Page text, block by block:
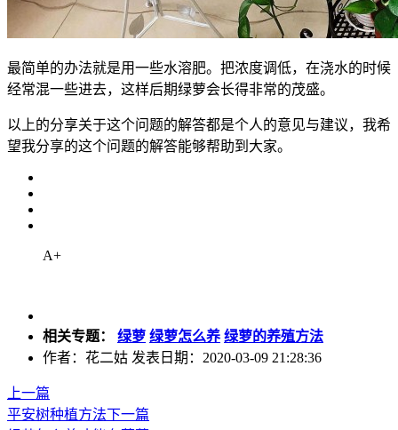
最简单的办法就是用一些水溶肥。把浓度调低，在浇水的时候
经常混一些进去，这样后期绿萝会长得非常的茂盛。
以上的分享关于这个问题的解答都是个人的意见与建议，我希
望我分享的这个问题的解答能够帮助到大家。
A+
相关专题： 绿萝 绿萝怎么养 绿萝的养殖方法
作者：花二姑 发表日期：2020-03-09 21:28:36
上一篇
平安树种植方法下一篇